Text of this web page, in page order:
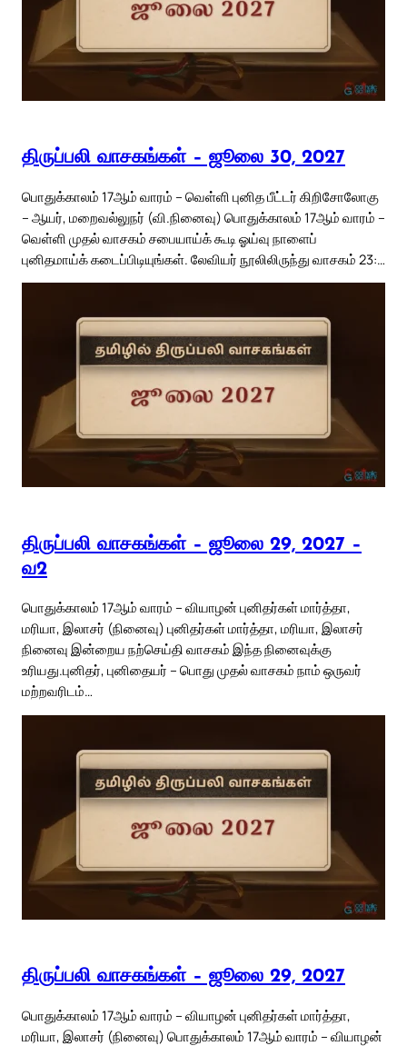
திருப்பலி வாசகங்கள் – ஜூலை 30, 2027
பொதுக்காலம் 17ஆம் வாரம் – வெள்ளி புனித பீட்டர் கிறிசோலோகு
– ஆயர், மறைவல்லுநர் (வி.நினைவு) பொதுக்காலம் 17ஆம் வாரம் –
வெள்ளி முதல் வாசகம் சபையாய்க் கூடி ஓய்வு நாளைப்
புனிதமாய்க் கடைப்பிடியுங்கள். லேவியர் நூலிலிருந்து வாசகம் 23:…
திருப்பலி வாசகங்கள் – ஜூலை 29, 2027 –
வ2
பொதுக்காலம் 17ஆம் வாரம் – வியாழன் புனிதர்கள் மார்த்தா,
மரியா, இலாசர் (நினைவு) புனிதர்கள் மார்த்தா, மரியா, இலாசர்
நினைவு இன்றைய நற்செய்தி வாசகம் இந்த நினைவுக்கு
உரியது.புனிதர், புனிதையர் – பொது முதல் வாசகம் நாம் ஒருவர்
மற்றவரிடம்…
திருப்பலி வாசகங்கள் – ஜூலை 29, 2027
பொதுக்காலம் 17ஆம் வாரம் – வியாழன் புனிதர்கள் மார்த்தா,
மரியா, இலாசர் (நினைவு) பொதுக்காலம் 17ஆம் வாரம் – வியாழன்